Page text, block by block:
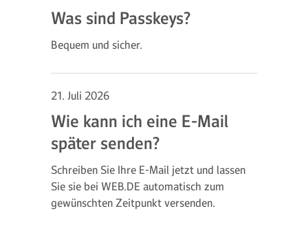
Was sind Passkeys?
Bequem und sicher.
21. Juli 2026
Wie kann ich eine E-Mail
später senden?
Schreiben Sie Ihre E-Mail jetzt und lassen
Sie sie bei WEB.DE automatisch zum
gewünschten Zeitpunkt versenden.